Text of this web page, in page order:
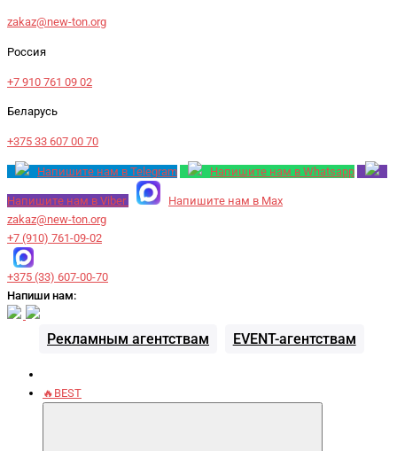
zakaz@new-ton.org
Россия
+7 910 761 09 02
Беларусь
+375 33 607 00 70
Напишите нам в Telegram Напишите нам в Whatsapp
Напишите нам в Viber
Напишите нам в Max
zakaz@new-ton.org
+7 (910) 761-09-02
+375 (33) 607-00-70
Напиши нам:
Рекламным агентствам EVENT-агентствам
🔥BEST